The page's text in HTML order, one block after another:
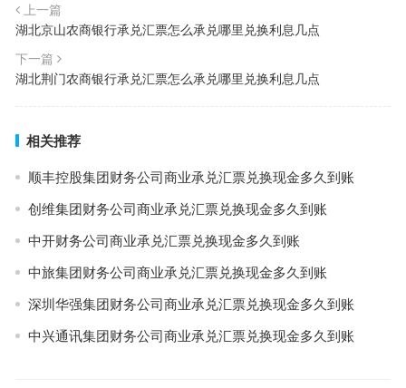
上一篇
湖北京山农商银行承兑汇票怎么承兑哪里兑换利息几点
下一篇
湖北荆门农商银行承兑汇票怎么承兑哪里兑换利息几点
相关推荐
顺丰控股集团财务公司商业承兑汇票兑换现金多久到账
创维集团财务公司商业承兑汇票兑换现金多久到账
中开财务公司商业承兑汇票兑换现金多久到账
中旅集团财务公司商业承兑汇票兑换现金多久到账
深圳华强集团财务公司商业承兑汇票兑换现金多久到账
中兴通讯集团财务公司商业承兑汇票兑换现金多久到账